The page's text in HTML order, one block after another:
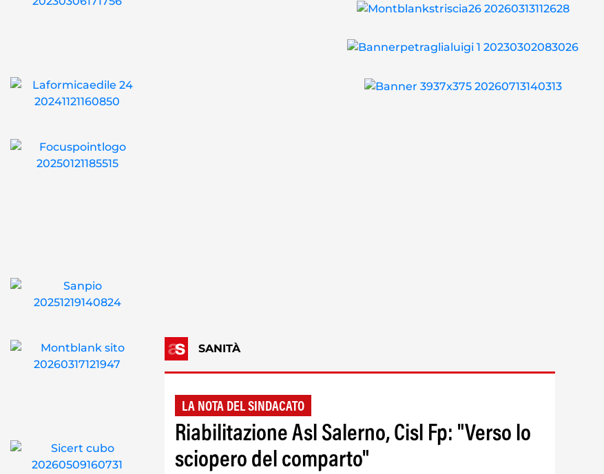
SANITÀ
LA NOTA DEL SINDACATO
Riabilitazione Asl Salerno, Cisl Fp: "Verso lo
sciopero del comparto"